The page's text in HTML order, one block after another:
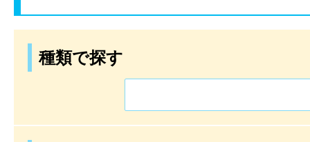
種類で探す